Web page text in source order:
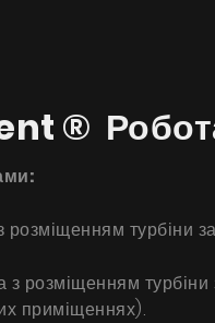
®
розміщенням турбіни
розміщенням турбіни
приміщеннях).